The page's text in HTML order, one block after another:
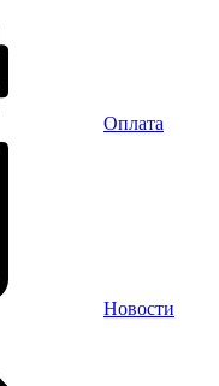
Оплата
Новости